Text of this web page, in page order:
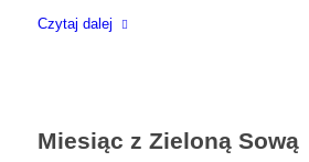
Czytaj dalej
Miesiąc z Zieloną Sową